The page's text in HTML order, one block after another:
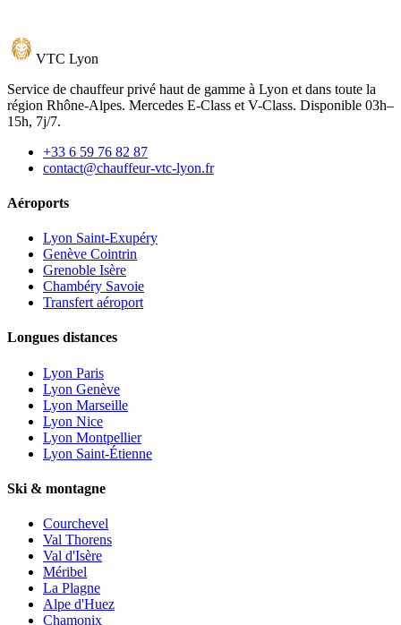
VTC Lyon
Service de chauffeur privé haut de gamme à Lyon et dans toute la
région Rhône-Alpes. Mercedes E-Class et V-Class. Disponible 03h–
15h, 7j/7.
+33 6 59 76 82 87
contact@chauffeur-vtc-lyon.fr
Aéroports
Lyon Saint-Exupéry
Genève Cointrin
Grenoble Isère
Chambéry Savoie
Transfert aéroport
Longues distances
Lyon Paris
Lyon Genève
Lyon Marseille
Lyon Nice
Lyon Montpellier
Lyon Saint-Étienne
Ski & montagne
Courchevel
Val Thorens
Val d'Isère
Méribel
La Plagne
Alpe d'Huez
Chamonix